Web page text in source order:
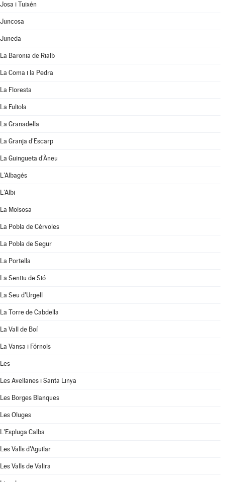
Josa i Tuixén
Juncosa
Juneda
La Baronia de Rialb
La Coma i la Pedra
La Floresta
La Fuliola
La Granadella
La Granja d'Escarp
La Guingueta d'Àneu
L'Albagés
L'Albi
La Molsosa
La Pobla de Cérvoles
La Pobla de Segur
La Portella
La Sentiu de Sió
La Seu d'Urgell
La Torre de Cabdella
La Vall de Boí
La Vansa i Fórnols
Les
Les Avellanes i Santa Linya
Les Borges Blanques
Les Oluges
L'Espluga Calba
Les Valls d'Aguilar
Les Valls de Valira